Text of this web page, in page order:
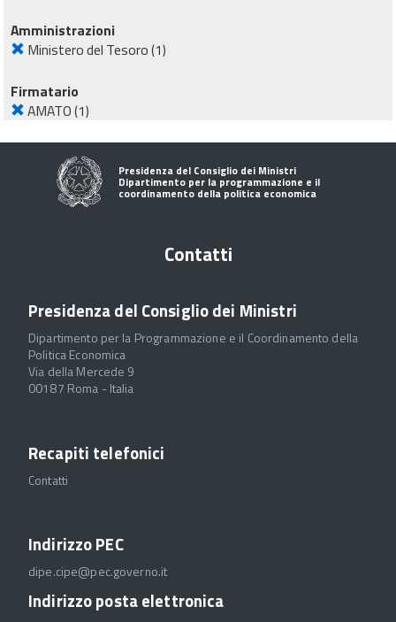
Amministrazioni
Ministero del Tesoro(1)
Firmatario
AMATO(1)
Presidenza del Consiglio dei Ministri
Dipartimento per la programmazione e il
coordinamento della politica economica
Contatti
Presidenza del Consiglio dei Ministri
Dipartimento per la Programmazione e il Coordinamento della
Politica Economica
Via della Mercede 9
00187 Roma - Italia
Recapiti telefonici
Contatti
Indirizzo PEC
dipe.cipe@pec.governo.it
Indirizzo posta elettronica